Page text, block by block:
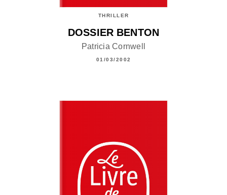
THRILLER
DOSSIER BENTON
Patricia Cornwell
01/03/2002